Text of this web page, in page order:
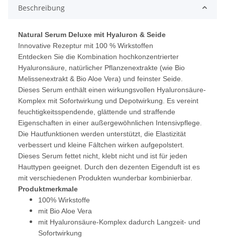
Beschreibung
Natural Serum Deluxe mit Hyaluron & Seide
Innovative Rezeptur mit 100 % Wirkstoffen
Entdecken Sie die Kombination hochkonzentrierter
Hyaluronsäure, natürlicher Pflanzenextrakte (wie Bio
Melissenextrakt & Bio Aloe Vera) und feinster Seide.
Dieses Serum enthält einen wirkungsvollen Hyaluronsäure-
Komplex mit Sofortwirkung und Depotwirkung. Es vereint
feuchtigkeitsspendende, glättende und straffende
Eigenschaften in einer außergewöhnlichen Intensivpflege.
Die Hautfunktionen werden unterstützt, die Elastizität
verbessert und kleine Fältchen wirken aufgepolstert.
Dieses Serum fettet nicht, klebt nicht und ist für jeden
Hauttypen geeignet. Durch den dezenten Eigenduft ist es
mit verschiedenen Produkten wunderbar kombinierbar.
Produktmerkmale
100% Wirkstoffe
mit Bio Aloe Vera
mit Hyaluronsäure-Komplex dadurch Langzeit- und
Sofortwirkung